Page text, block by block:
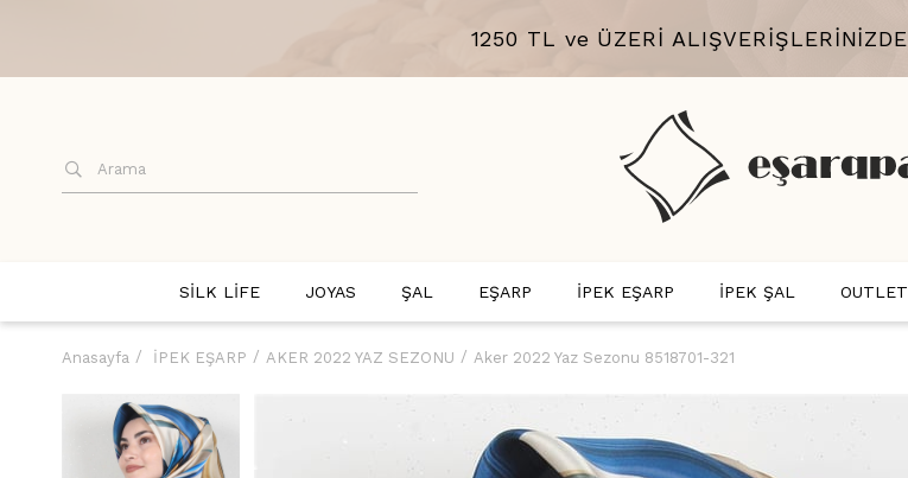
1250 TL ve ÜZERİ ALIŞVERİŞLERİNİZDE
SİLK LİFE JOYAS ŞAL EŞARP İPEK EŞARP İPEK ŞAL OUTLET
Anasayfa İPEK EŞARP AKER 2022 YAZ SEZONU Aker 2022 Yaz Sezonu 8518701-321